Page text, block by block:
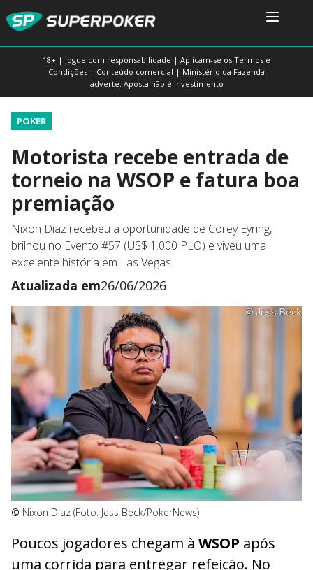
18+ | Jogue com responsabilidade | Aplicam-se os Termos e
Condições | Conteúdo comercial | Ministério da Fazenda
adverte: Aposta não é investimento
POKER
Motorista recebe entrada de
torneio na WSOP e fatura boa
premiação
Nixon Diaz recebeu a oportunidade de Corey Eyring,
brilhou no Evento #57 (US$ 1.000 PLO) e viveu uma
excelente história em Las Vegas
Atualizada em26/06/2026
© Nixon Diaz (Foto: Jess Beck/PokerNews)
Poucos jogadores chegam à WSOP após
uma corrida para entregar refeição. No